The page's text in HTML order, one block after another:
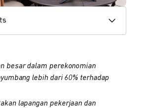
besar dalam perekonomian
lebih dari 60% terhadap
lapangan pekerjaan dan